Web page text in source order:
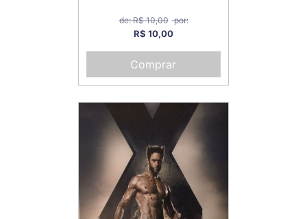
de: R$ 10,00 por:
R$ 10,00
Comprar